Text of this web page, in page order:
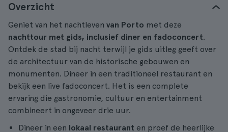
Overzicht
Geniet van het nachtleven van Porto met deze
nachttour met gids, inclusief diner en fadoconcert.
Ontdek de stad bij nacht terwijl je gids uitleg geeft over
de architectuur van de historische gebouwen en
monumenten. Dineer in een traditioneel restaurant en
bekijk een live fadoconcert. Het is een complete
ervaring die gastronomie, cultuur en entertainment
combineert in ongeveer drie uur.
Dineer in een lokaal restaurant en proef de heerlijke